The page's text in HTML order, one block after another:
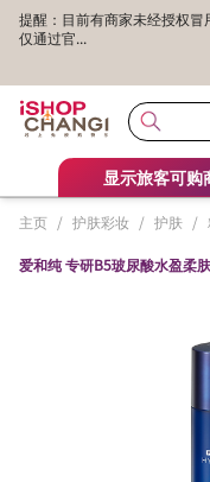
提醒：目前有商家未经授权
仅通过官...
显示旅客可购
主页 / 护肤彩妆 / 护肤 /
爱和纯 专研B5玻尿酸水盈柔